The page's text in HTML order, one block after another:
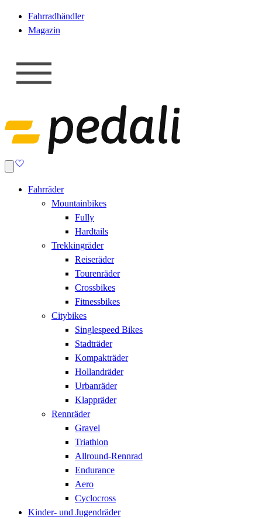
Fahrradhändler
Magazin
Fahrräder
Mountainbikes
Fully
Hardtails
Trekkingräder
Reiseräder
Tourenräder
Crossbikes
Fitnessbikes
Citybikes
Singlespeed Bikes
Stadträder
Kompakträder
Hollandräder
Urbanräder
Klappräder
Rennräder
Gravel
Triathlon
Allround-Rennrad
Endurance
Aero
Cyclocross
Kinder- und Jugendräder